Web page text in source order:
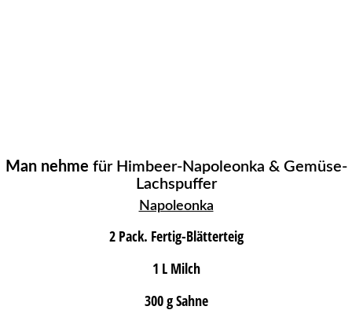
Man nehme für Himbeer-Napoleonka & Gemüse-
Lachspuffer
Napoleonka
2 Pack. Fertig-Blätterteig
1 L Milch
300 g Sahne